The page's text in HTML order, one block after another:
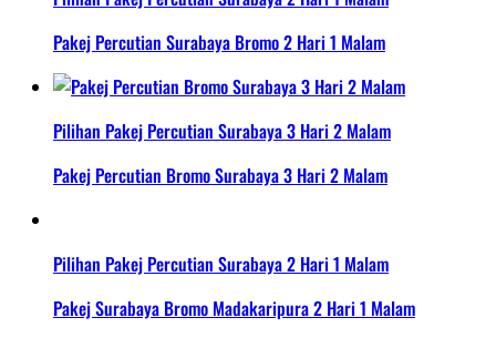
Pakej Percutian Surabaya Bromo 2 Hari 1 Malam
Pilihan Pakej Percutian Surabaya 3 Hari 2 Malam
Pakej Percutian Bromo Surabaya 3 Hari 2 Malam
Pilihan Pakej Percutian Surabaya 2 Hari 1 Malam
Pakej Surabaya Bromo Madakaripura 2 Hari 1 Malam